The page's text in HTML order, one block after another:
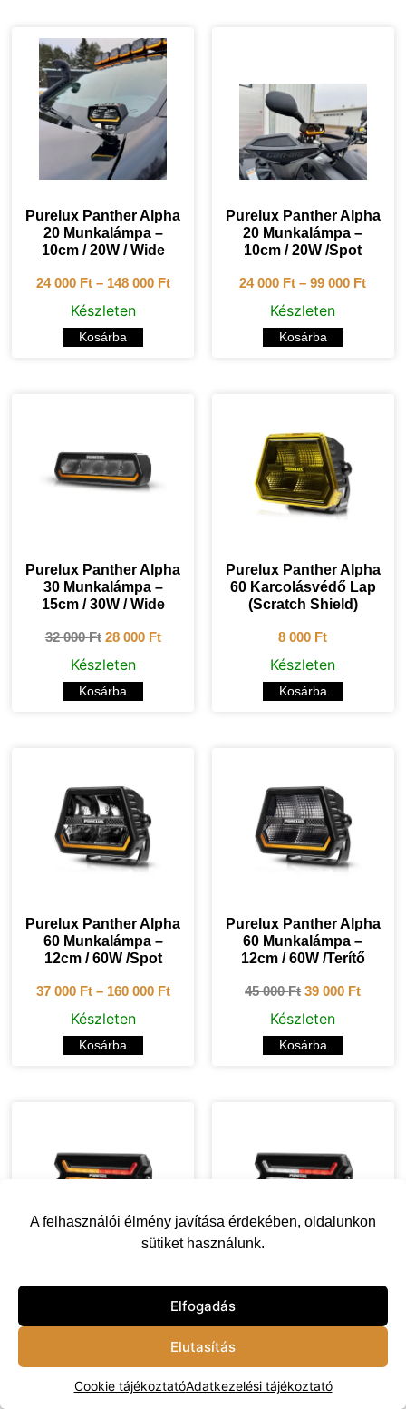
A felhasználói élmény javítása érdekében, oldalunkon
sütiket használunk.
Elfogadás
Elutasítás
Cookie tájékoztatóAdatkezelési tájékoztató
Purelux Panther Alpha
20 Munkalámpa –
10cm / 20W / Wide
24 000 Ft– 148 000 Ft
Készleten
Kosárba
Purelux Panther Alpha
20 Munkalámpa –
10cm / 20W /Spot
24 000 Ft –99 000 Ft
Készleten
Kosárba
Purelux Panther Alpha
30 Munkalámpa –
15cm / 30W / Wide
32 000Ft 28 000 Ft
Készleten
Kosárba
Purelux Panther Alpha
60 Karcolásvédő Lap
(Scratch Shield)
8 000 Ft
Készleten
Kosárba
Purelux Panther Alpha
60 Munkalámpa –
12cm / 60W /Spot
37 000 Ft– 160 000 Ft
Készleten
Kosárba
Purelux Panther Alpha
60 Munkalámpa –
12cm / 60W /Terítő
45 000Ft 39 000 Ft
Készleten
Kosárba
22 000Ft 17 000Ft
Kosárba
25 000Ft 18 000Ft
Kosárba